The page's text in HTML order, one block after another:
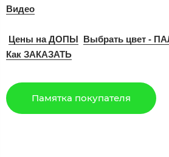
Видео
Цены на ДОПЫ Выбрать цвет -
Как ЗАКАЗАТЬ
Памятка покупателя